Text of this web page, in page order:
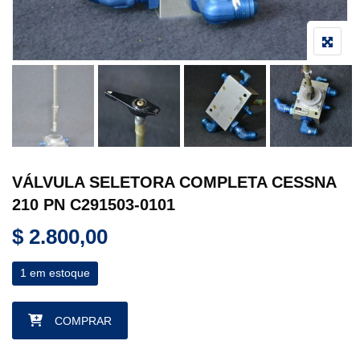
VÁLVULA SELETORA COMPLETA CESSNA
210 PN C291503-0101
$ 2.800,00
1 em estoque
VÁLVULA SELETORA COMPLETA CESSNA 210 PN C291503-
COMPRAR